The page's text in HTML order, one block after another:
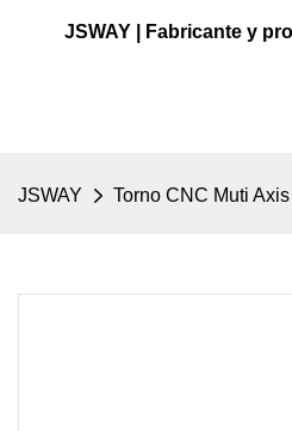
JSWAY | Fabricante y
JSWAY Torno CNC Muti